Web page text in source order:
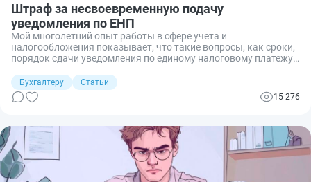
Штраф за несвоевременную подачу
уведомления по ЕНП
Мой многолетний опыт работы в сфере учета и
налогообложения показывает, что такие вопросы, как сроки,
порядок сдачи уведомления по единому налоговому платежу
предоставление, до сих пор актуальны. Поэтому предлагаю
рассмотреть отдельные особенности его формирования,
имеющие важное значение для всех налогоплательщиков.
Бухгалтеру
Статьи
15 276